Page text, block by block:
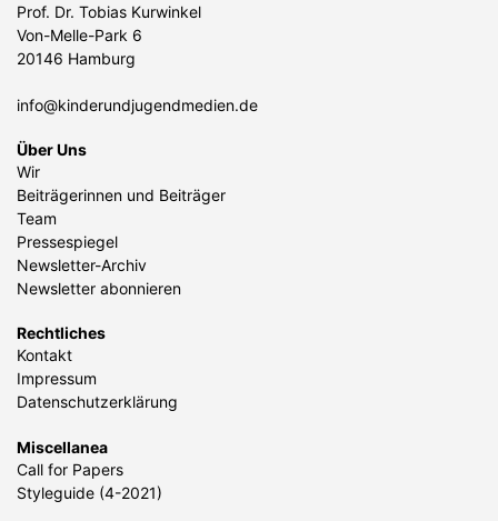
Prof. Dr. Tobias Kurwinkel
Von-Melle-Park 6
20146 Hamburg
info@kinderundjugendmedien.de
Über Uns
Wir
Beiträgerinnen und Beiträger
Team
Pressespiegel
Newsletter-Archiv
Newsletter abonnieren
Rechtliches
Kontakt
Impressum
Datenschutzerklärung
Miscellanea
Call for Papers
Styleguide (4-2021)